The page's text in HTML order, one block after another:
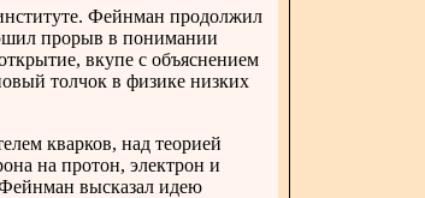
Фейнман продолжил
прорыв в понимании
вкупе с объяснением
толчок в физике низких
кварков, над теорией
на протон, электрон и
высказал идею